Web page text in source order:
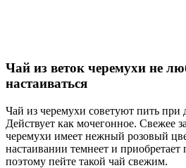
Чай из веток черемухи не
настаиваться
Чай из черемухи советуют пить при
Действует как мочегонное. Свежее
черемухи имеет нежный розовый
настаивании темнеет и
поэтому пейте такой чай свежим.